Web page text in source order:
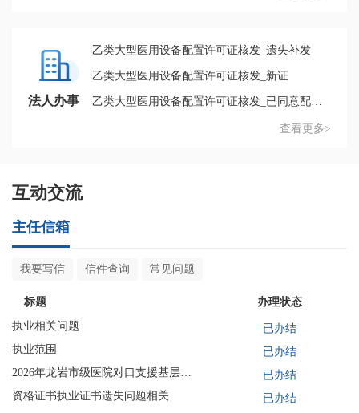
法人办事
乙类大型医用设备配置许可证核发_遗失补发
乙类大型医用设备配置许可证核发_新证
查看更多>
互动交流
主任信箱
我要写信 信件查询 常见问题
标题
办理状态
执业相关问题
已办结
执业范围
已办结
已办结
资格证书执业证书遗失问题相关
已办结